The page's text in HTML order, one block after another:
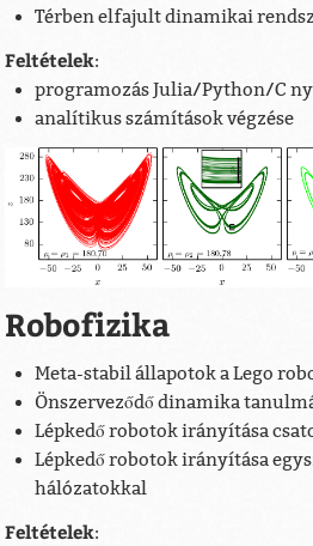
Térben elfajult dinamikai
Feltételek:
programozás Julia/Python/C
analítikus számítások végzése
Robofizika
Meta-stabil állapotok a Lego
Önszerveződő dinamika
Lépkedő robotok irányítása
Lépkedő robotok irányítása
hálózatokkal
Feltételek: